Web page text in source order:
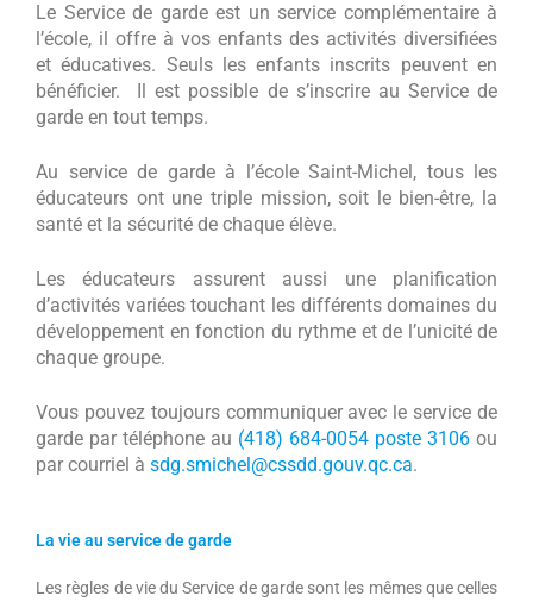
Le Service de garde est un service complémentaire à
l’école, il offre à vos enfants des activités diversifiées
et éducatives. Seuls les enfants inscrits peuvent en
bénéficier. Il est possible de s’inscrire au Service de
garde en tout temps.
Au service de garde à l’école Saint-Michel, tous les
éducateurs ont une triple mission, soit le bien-être, la
santé et la sécurité de chaque élève.
Les éducateurs assurent aussi une planification
d’activités variées touchant les différents domaines du
développement en fonction du rythme et de l’unicité de
chaque groupe.
Vous pouvez toujours communiquer avec le service de
garde par téléphone au (418) 684-0054 poste 3106 ou
par courriel à sdg.smichel@cssdd.gouv.qc.ca.
La vie au service de garde
Les règles de vie du Service de garde sont les mêmes que celles